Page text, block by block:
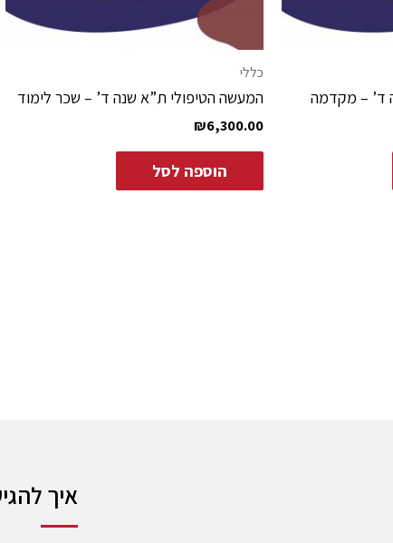
ד’ – מקדמה
כללי
המעשה הטיפולי ת”א שנה ד’ – שכר לימוד
₪6,300.00
הוספה לסל
איך